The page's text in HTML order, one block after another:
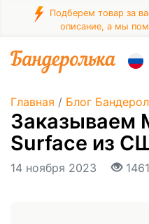
Подберем товар за
описание, а мы
Главная / Блог
Заказываем
Surface из
14 ноября 2023